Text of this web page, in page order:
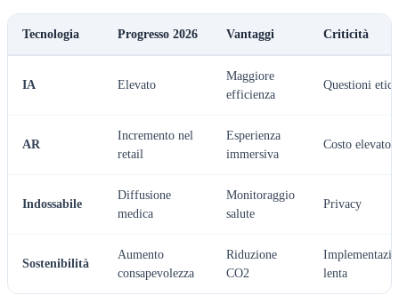
Tecnologia Progresso 2026 Vantaggi Criticità
IA Elevato
Maggiore
efficienza
Questioni
AR
Incremento nel
retail
Esperienza
immersiva
Costo elevato
Indossabile
Diffusione
medica
Monitoraggio
salute
Privacy
Sostenibilità
Aumento
consapevolezza
Riduzione
CO2
lenta